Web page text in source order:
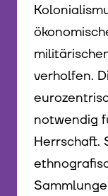
verholfen.
notwendig
Herrschaft.